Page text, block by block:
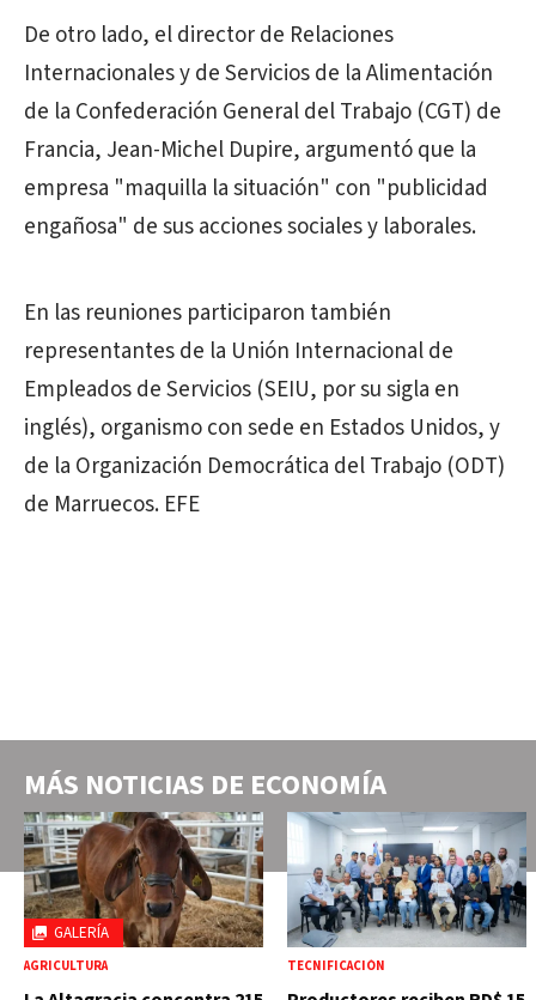
De otro lado, el director de Relaciones
Internacionales y de Servicios de la Alimentación
de la Confederación General del Trabajo (CGT) de
Francia, Jean-Michel Dupire, argumentó que la
empresa "maquilla la situación" con "publicidad
engañosa" de sus acciones sociales y laborales.
En las reuniones participaron también
representantes de la Unión Internacional de
Empleados de Servicios (SEIU, por su sigla en
inglés), organismo con sede en Estados Unidos, y
de la Organización Democrática del Trabajo (ODT)
de Marruecos. EFE
MÁS NOTICIAS DE ECONOMÍA
GALERÍA
AGRICULTURA TECNIFICACIÓN